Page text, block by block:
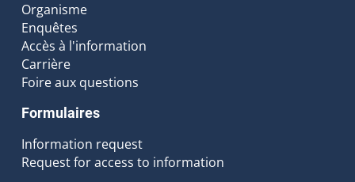
Organisme
Enquêtes
Accès à l'information
Carrière
Foire aux questions
Formulaires
Information request
Request for access to information